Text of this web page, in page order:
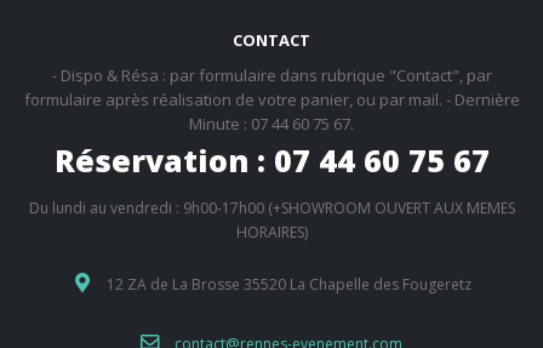
CONTACT
- Dispo & Résa : par formulaire dans rubrique "Contact", par
formulaire après réalisation de votre panier, ou par mail. - Dernière
Minute : 07 44 60 75 67.
Réservation : 07 44 60 75 67
Du lundi au vendredi : 9h00-17h00 (+SHOWROOM OUVERT AUX MEMES
HORAIRES)
12 ZA de La Brosse 35520 La Chapelle des Fougeretz